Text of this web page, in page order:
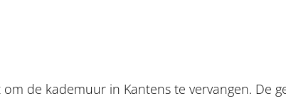
de kademuur in Kantens te vervangen. De